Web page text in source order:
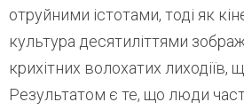
отруйними істотами, тоді як
культура десятиліттями
крихітних волохатих лиходіїв,
Результатом є те, що люди